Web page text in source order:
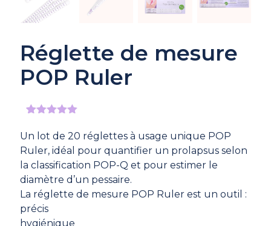
Réglette de mesure
POP Ruler
sur 5
basé sur
notation
client
Un lot de 20 réglettes à usage unique POP
Ruler, idéal pour quantifier un prolapsus selon
la classification POP-Q et pour estimer le
diamètre d’un pessaire.
La réglette de mesure POP Ruler est un outil :
précis
hygiénique